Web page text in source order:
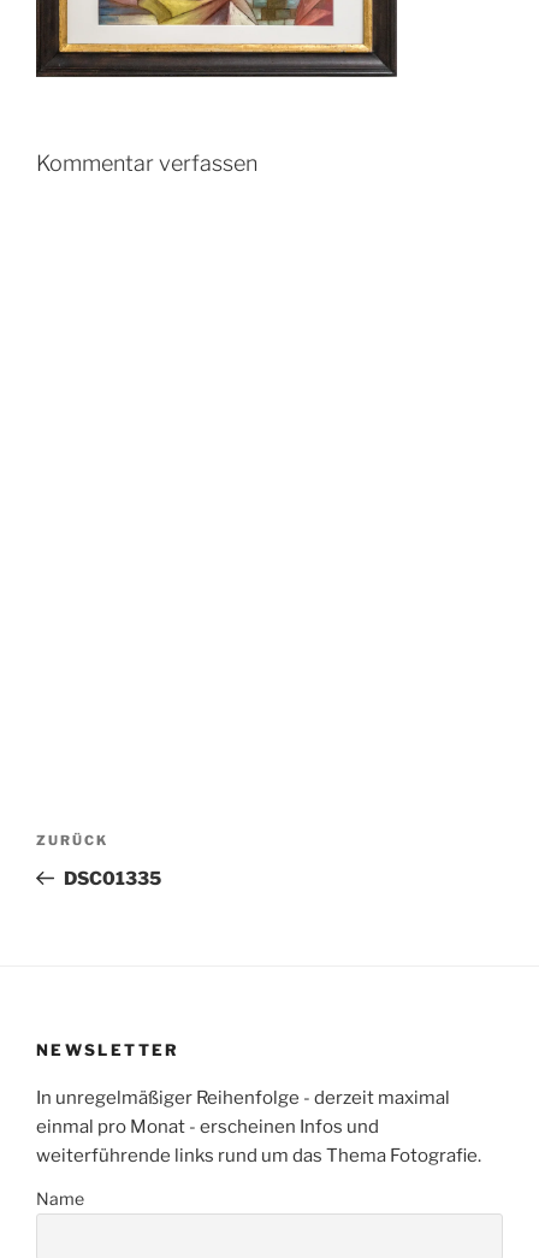
Kommentar verfassen
Beitragsnavigation
Vorheriger
Beitrag
ZURÜCK
DSC01335
NEWSLETTER
In unregelmäßiger Reihenfolge - derzeit maximal
einmal pro Monat - erscheinen Infos und
weiterführende links rund um das Thema Fotografie.
Name